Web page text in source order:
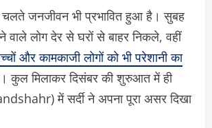
जनजीवन भी प्रभावित हुआ है। सुबह
वाले लोग देर से घरों से बाहर निकले, वहीं
और कामकाजी लोगों को भी परेशानी का
कुल मिलाकर दिसंबर की शुरुआत में ही
में सर्दी ने अपना पूरा असर दिखा